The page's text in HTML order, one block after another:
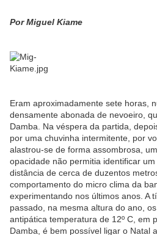
Por Miguel Kiame
Eram aproximadamente sete horas,
densamente abonada de nevoeiro,
Damba. Na véspera da partida,
por uma chuvinha intermitente, por
alastrou-se de forma assombrosa,
opacidade não permitia identificar
distância de cerca de duzentos
comportamento do micro clima da
experimentando nos últimos anos. A
passado, na mesma altura do ano,
antipática temperatura de 12º C, em
Damba, é bem possível ligar o Natal